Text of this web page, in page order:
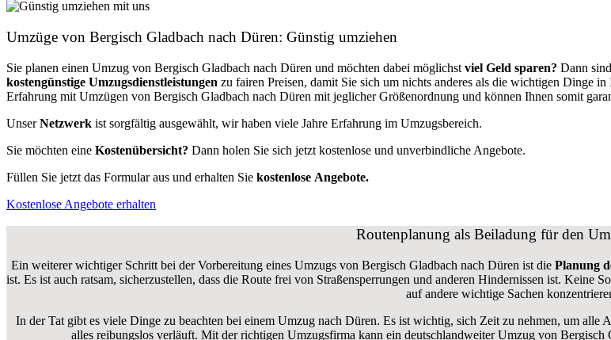
Umzüge von Bergisch Gladbach nach Düren: Günstig umziehen
Sie planen einen Umzug von Bergisch Gladbach nach Düren und möchten dabei möglichst viel Geld sparen? Dann
kostengünstige Umzugsdienstleistungen zu fairen Preisen, damit Sie sich um nichts anderes als die wichtigen Dinge
Erfahrung mit Umzügen von Bergisch Gladbach nach Düren mit jeglicher Größenordnung und können Ihnen somit
UnserNetzwerk ist sorgfältig ausgewählt, wir haben viele Jahre Erfahrung im Umzugsbereich.
Sie möchten eine Kostenübersicht? Dann holen Sie sich jetzt kostenlose und unverbindliche Angebote.
Füllen Sie jetzt das Formular aus und erhalten Sie kostenlose Angebote.
Kostenlose Angebote erhalten
Routenplanung als Beiladung für den
Ein weiterer wichtiger Schritt bei der Vorbereitung eines Umzugs von Bergisch Gladbach nach Düren ist die Planung
ist. Es ist auch ratsam, sicherzustellen, dass die Route frei von Straßensperrungen und anderen Hindernissen ist. Keine
auf andere wichtige Sachen
In der Tat gibt es viele Dinge zu beachten bei einem Umzug nach Düren. Es ist wichtig, sich Zeit zu nehmen, um alle
alles reibungslos verläuft. Mit der richtigen Umzugsfirma kann ein deutschlandweiter Umzug von